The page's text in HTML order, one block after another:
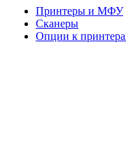
Принтеры и МФУ
Сканеры
Опции к